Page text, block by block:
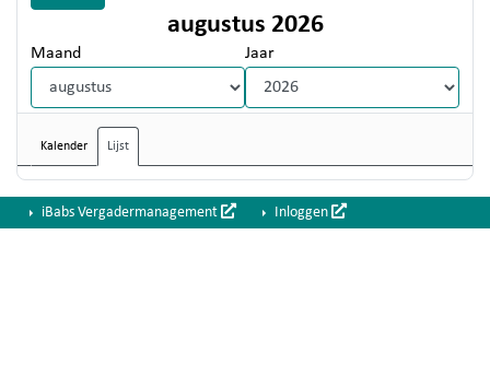
augustus 2026
Maand Jaar
Kalender Lijst
iBabs Vergadermanagement Inloggen